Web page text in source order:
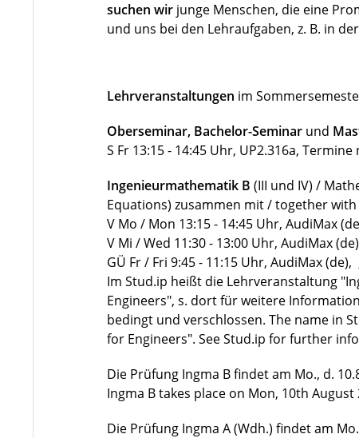
suchen wir junge Menschen, die eine
und uns bei den Lehraufgaben, z. B. in
Lehrveranstaltungen im
Oberseminar, Bachelor-Seminar und
S Fr 13:15 - 14:45 Uhr, UP2.316a,
Ingenieurmathematik B (III und IV) /
Equations) zusammen mit / together with
V Mo / Mon 13:15 - 14:45 Uhr, AudiMax
V Mi / Wed 11:30 - 13:00 Uhr, AudiMax
GÜ Fr / Fri 9:45 - 11:15 Uhr, AudiMax (de),
Im Stud.ip heißt die Lehrveranstaltung
Engineers", s. dort für weitere
bedingt und verschlossen. The name in
for Engineers". See Stud.ip for further
Die Prüfung Ingma B findet am Mo., d.
Ingma B takes place on Mon, 10th
Die Prüfung Ingma A (Wdh.) findet am